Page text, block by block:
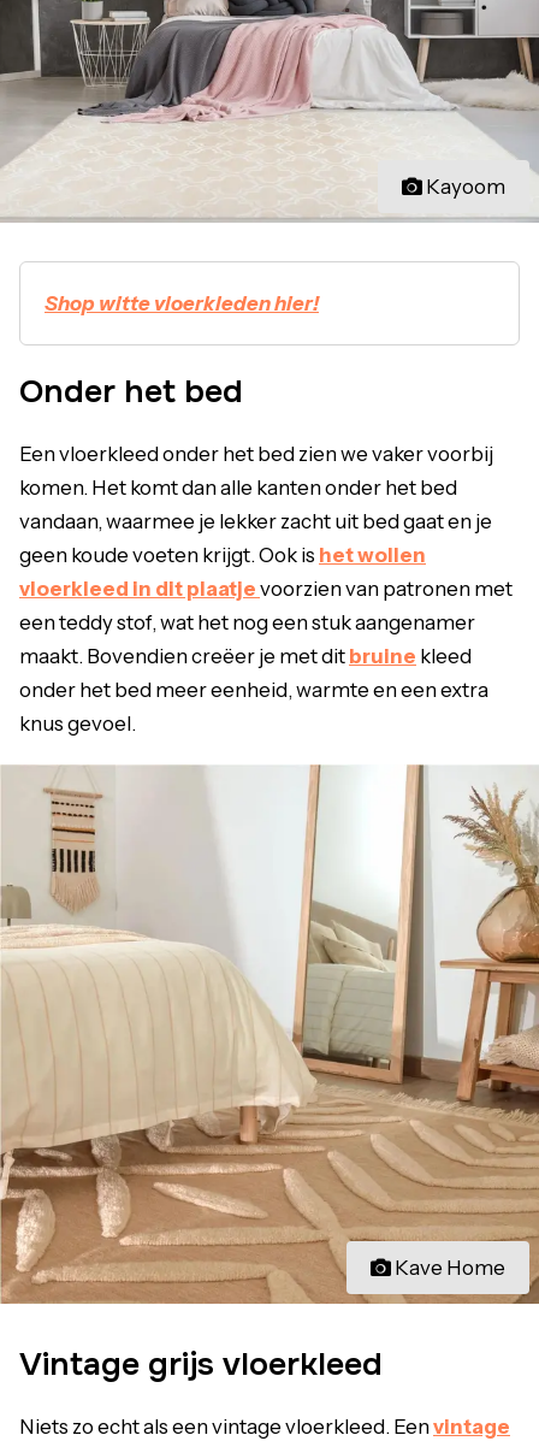
Kayoom
Shop witte vloerkleden hier!
Onder het bed
Een vloerkleed onder het bed zien we vaker voorbij
komen. Het komt dan alle kanten onder het bed
vandaan, waarmee je lekker zacht uit bed gaat en je
geen koude voeten krijgt. Ook is het wollen
vloerkleed in dit plaatje voorzien van patronen met
een teddy stof, wat het nog een stuk aangenamer
maakt. Bovendien creëer je met dit bruine kleed
onder het bed meer eenheid, warmte en een extra
knus gevoel.
Kave Home
Vintage grijs vloerkleed
Niets zo echt als een vintage vloerkleed. Eenvintage